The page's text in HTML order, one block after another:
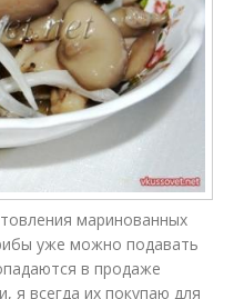
маринованных
уже можно подавать
в продаже
я всегда их покупаю для